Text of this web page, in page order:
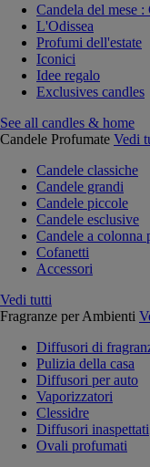
Candela del mese
L'Odissea
Profumi dell'estate
Iconici
Idee regalo
Exclusives candles
See all candles & home
Candele Profumate Vedi
Candele classiche
Candele grandi
Candele piccole
Candele esclusive
Candele a colonna
Cofanetti
Accessori
Vedi tutti
Fragranze per Ambienti
Diffusori di
Pulizia della casa
Diffusori per auto
Vaporizzatori
Clessidre
Diffusori inaspettati
Ovali profumati